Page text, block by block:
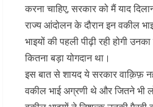
करना चाहिए, सरकार को मैं याद
राज्य आंदोलन के दौरान इन वकील
भाइयों की पहली पीढ़ी रही होगी
कितना बड़ा योगदान था।
इस बात से शायद ये सरकार वाक़िफ़
वकील भाई अग्रणी थे और जितने भी